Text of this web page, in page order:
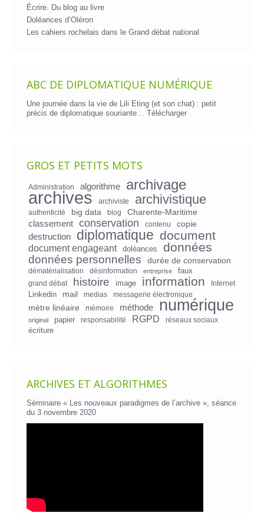
Écrire. Du blog au livre
Doléances d’Oléron
Les cahiers rochelais dans le Grand débat national
ABC DE DIPLOMATIQUE NUMÉRIQUE
Une journée dans la vie de Lili Eting (et son chat) : petit
précis de diplomatique souriante… Télécharger
GROS ET PETITS MOTS
Administration algorithme archivage
archives archiviste archivistique
authenticité big data blog
Charente-Maritime
classement
conservation contenu
copie
destruction
diplomatique document
document engageant doléances données
données personnelles durée de conservation
dématérialisation désinformation entreprise faux
grand débat histoire image information Internet
Linkedin mail medias messagerie électronique
mètre linéaire mémoire méthode numérique
original papier responsabilité RGPD réseaux sociaux
écriture
ARCHIVES ET ALGORITHMES
Séminaire « Les nouveaux paradigmes de l’archive », séance
du 3 novembre 2020